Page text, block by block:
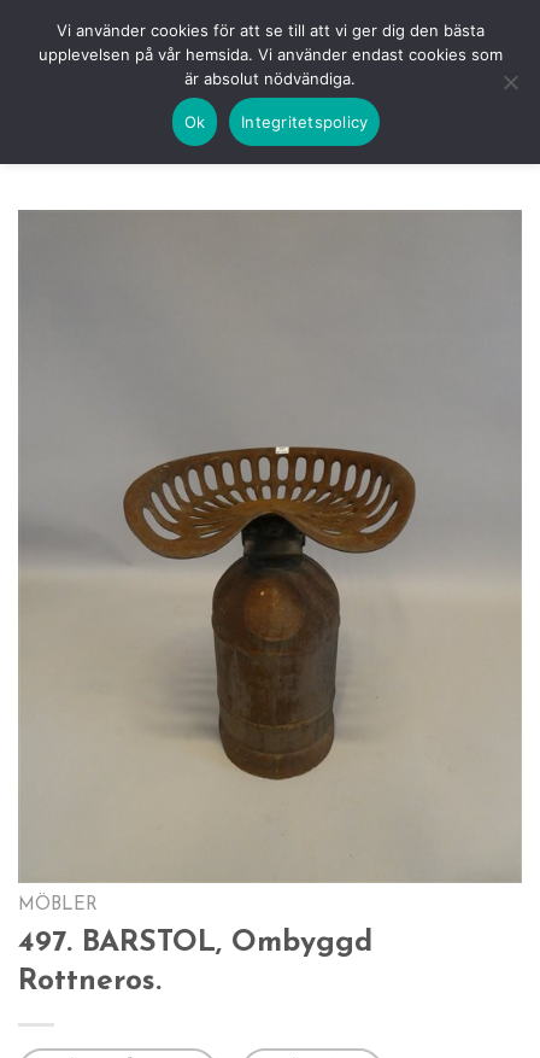
KOMMANDE LOGGA IN
MÖBLER
497. BARSTOL, Ombyggd
Rottneros.
Vi använder cookies för att se till att vi ger dig den bästa
upplevelsen på vår hemsida. Vi använder endast cookies som
är absolut nödvändiga.
Ok Integritetspolicy